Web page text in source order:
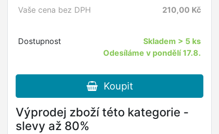
Vaše cena bez DPH
210,00 Kč
Dostupnost Skladem > 5 ks
Odesíláme v pondělí 17.8.
Koupit
Výprodej zboží této kategorie -
slevy až 80%